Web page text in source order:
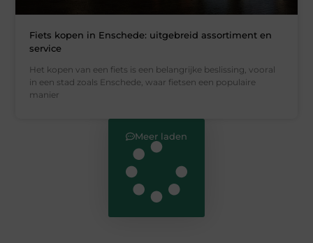
Fiets kopen in Enschede: uitgebreid assortiment en
service
Het kopen van een fiets is een belangrijke beslissing, vooral
in een stad zoals Enschede, waar fietsen een populaire
manier
Meer laden